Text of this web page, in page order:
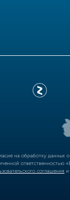
на обработку
соглашения и